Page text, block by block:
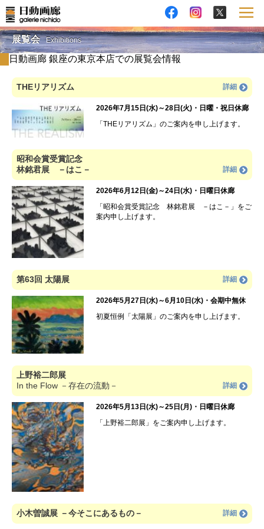
展覧会 Exhibitions
日動画廊 銀座の東京本店での展覧会情報
THEリアリズム 詳細
2026年7月15日(水)～28日(火)・日曜・祝日休廊
「THEリアリズム」のご案内を申し上げます。
昭和会賞受賞記念
林銘君展 －はこ－
詳細
2026年6月12日(金)～24日(水)・日曜日休廊
「昭和会賞受賞記念 林銘君展 －はこ－」をご
案内申し上げます。
第63回 太陽展 詳細
2026年5月27日(水)～6月10日(水)・会期中無休
初夏恒例「太陽展」のご案内を申し上げます。
上野裕二郎展
In the Flow －存在の流動－
詳細
2026年5月13日(水)～25日(月)・日曜日休廊
「上野裕二郎展」をご案内申し上げます。
小木曽誠展 －今そこにあるもの－ 詳細